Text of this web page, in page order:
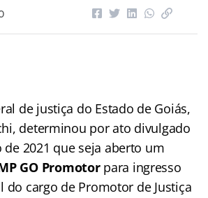
de justiça do Estado de Goiás,
determinou por ato divulgado
2021 que seja aberto um
GO Promotorpara ingresso
do cargo de Promotor de Justiça